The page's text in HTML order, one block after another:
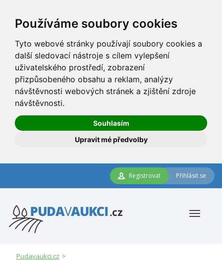
Používáme soubory cookies
Tyto webové stránky používají soubory cookies a
další sledovací nástroje s cílem vylepšení
uživatelského prostředí, zobrazení
přizpůsobeného obsahu a reklam, analýzy
návštěvnosti webových stránek a zjištění zdroje
návštěvnosti.
Souhlasím
Upravit mé předvolby
Přihlásit se
Registrovat
Pudavaukci.cz >